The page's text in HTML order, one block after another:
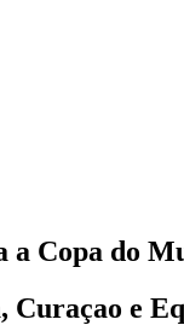
a Copa do
e